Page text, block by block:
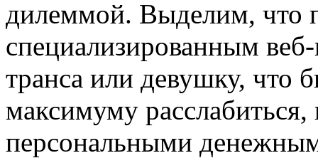
дилеммой. Выделим, что
специализированным
транса или девушку, что
максимуму расслабиться,
персональными